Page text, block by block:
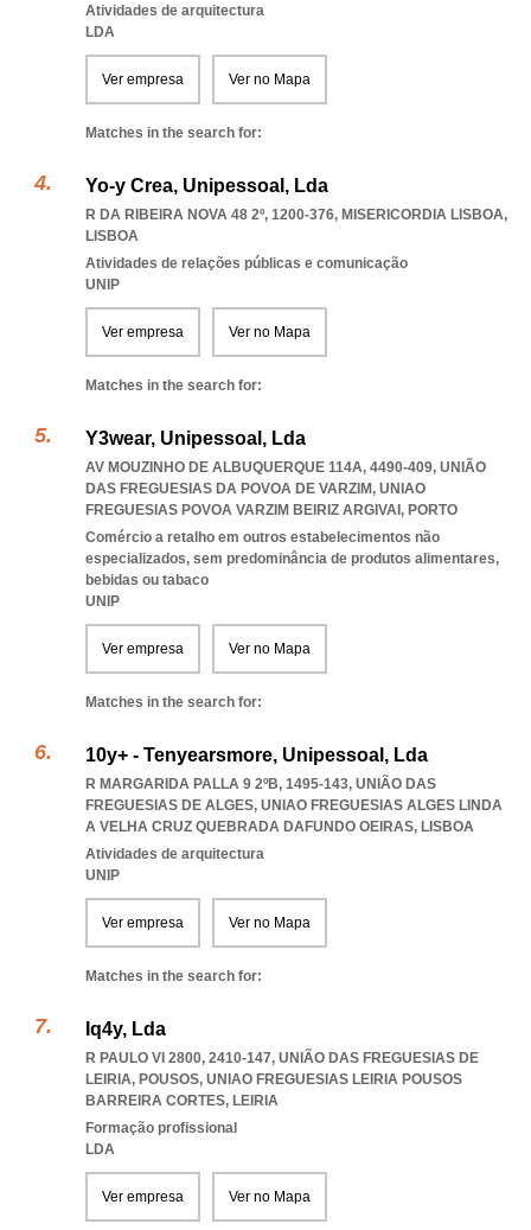
Atividades de arquitectura
LDA
Ver empresa Ver no Mapa
Matches in the search for:
Yo-y Crea, Unipessoal, Lda
R DA RIBEIRA NOVA 48 2º, 1200-376, MISERICORDIA LISBOA,
LISBOA
Atividades de relações públicas e comunicação
UNIP
Ver empresa Ver no Mapa
Matches in the search for:
Y3wear, Unipessoal, Lda
AV MOUZINHO DE ALBUQUERQUE 114A, 4490-409, UNIÃO
DAS FREGUESIAS DA POVOA DE VARZIM, UNIAO
FREGUESIAS POVOA VARZIM BEIRIZ ARGIVAI , PORTO
Comércio a retalho em outros estabelecimentos não
especializados, sem predominância de produtos alimentares,
bebidas ou tabaco
UNIP
Ver empresa Ver no Mapa
Matches in the search for:
10y+ - Tenyearsmore, Unipessoal, Lda
R MARGARIDA PALLA 9 2ºB, 1495-143, UNIÃO DAS
FREGUESIAS DE ALGES, UNIAO FREGUESIAS ALGES LINDA
A VELHA CRUZ QUEBRADA DAFUNDO OEIRAS, LISBOA
Atividades de arquitectura
UNIP
Ver empresa Ver no Mapa
Matches in the search for:
Iq4y, Lda
R PAULO VI 2800, 2410-147, UNIÃO DAS FREGUESIAS DE
LEIRIA, POUSOS, UNIAO FREGUESIAS LEIRIA POUSOS
BARREIRA CORTES, LEIRIA
Formação profissional
LDA
Ver empresa Ver no Mapa